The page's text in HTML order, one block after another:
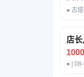
● 古
店
● |